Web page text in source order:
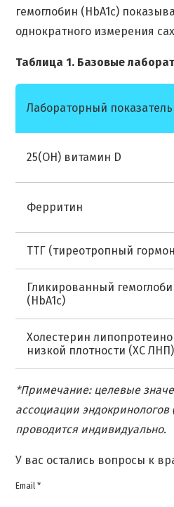
гемоглобин (HbA1c)
однократного измерения
Таблица 1. Базовые
Лабораторный показатель
25(OH) витамин D
Ферритин
ТТГ (тиреотропный
Гликированный
(HbA1c)
Холестерин
низкой плотности (ХС ЛНП)
*Примечание: целевые
ассоциации
проводится индивидуально.
У вас остались вопросы к
Email *